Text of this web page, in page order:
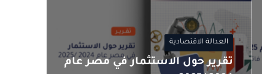
العدالة الاقتصادية
تقرير حول الاستثمار في مصر عام